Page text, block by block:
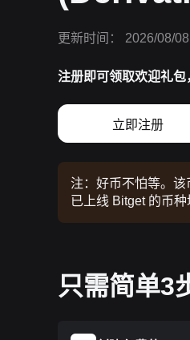
更新时间： 2026/08/
注册即可领取欢迎礼包
立即注册
注：好币不怕等。
已上线 Bitget 的币种
只需简单3